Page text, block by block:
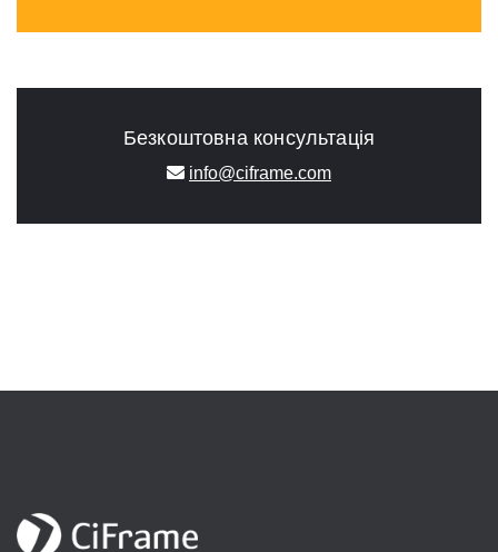
Безкоштовна консультація
info@ciframe.com